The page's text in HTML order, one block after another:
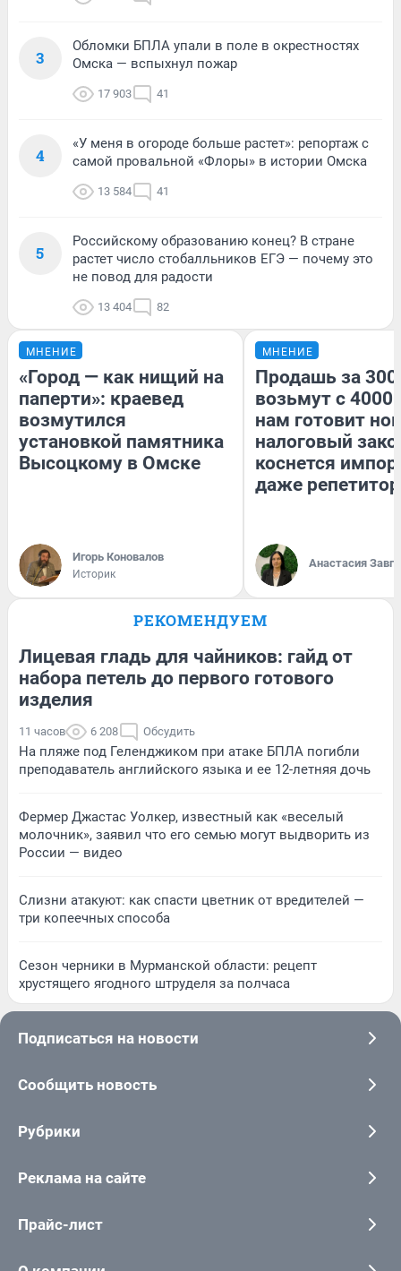
3
Обломки БПЛА упали в поле в окрестностях
Омска — вспыхнул пожар
17 903 41
4
«У меня в огороде больше растет»: репортаж с
самой провальной «Флоры» в истории Омска
13 584 41
5
Российскому образованию конец? В стране
растет число стобалльников ЕГЭ — почему это
не повод для радости
13 404 82
МНЕНИЕ
«Город — как нищий на
паперти»: краевед
возмутился
установкой памятника
Высоцкому в Омске
Игорь Коновалов
Историк
МНЕНИЕ
Продашь за
возьмут с
нам готовит
налоговый
коснется
даже
Анастасия
РЕКОМЕНДУЕМ
Лицевая гладь для чайников: гайд от
набора петель до первого готового
изделия
11 часов 6 208 Обсудить
На пляже под Геленджиком при атаке БПЛА погибли
преподаватель английского языка и ее 12-летняя дочь
Фермер Джастас Уолкер, известный как «веселый
молочник», заявил что его семью могут выдворить из
России — видео
Слизни атакуют: как спасти цветник от вредителей —
три копеечных способа
Сезон черники в Мурманской области: рецепт
хрустящего ягодного штруделя за полчаса
Подписаться на новости
Сообщить новость
Рубрики
Реклама на сайте
Прайс-лист